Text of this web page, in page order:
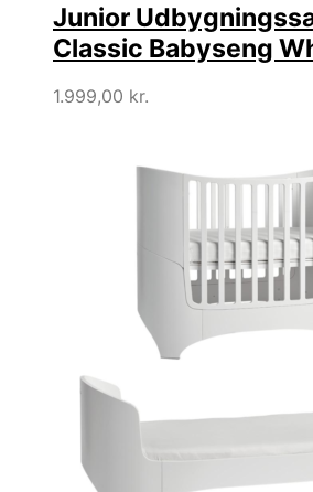
Junior
Classic Babyseng
1.999,00 kr.